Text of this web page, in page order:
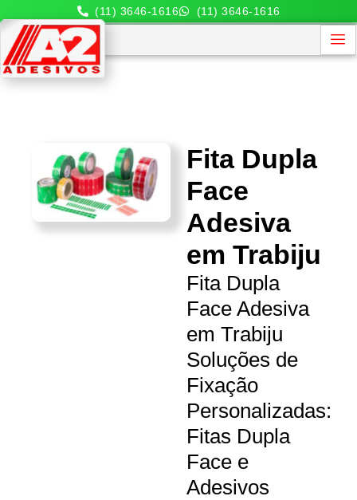
(11) 3646-1616 (11) 3646-1616
Fita Dupla
Face
Adesiva
em Trabiju
Fita Dupla
Face Adesiva
em Trabiju
Soluções de
Fixação
Personalizadas:
Fitas Dupla
Face e
Adesivos